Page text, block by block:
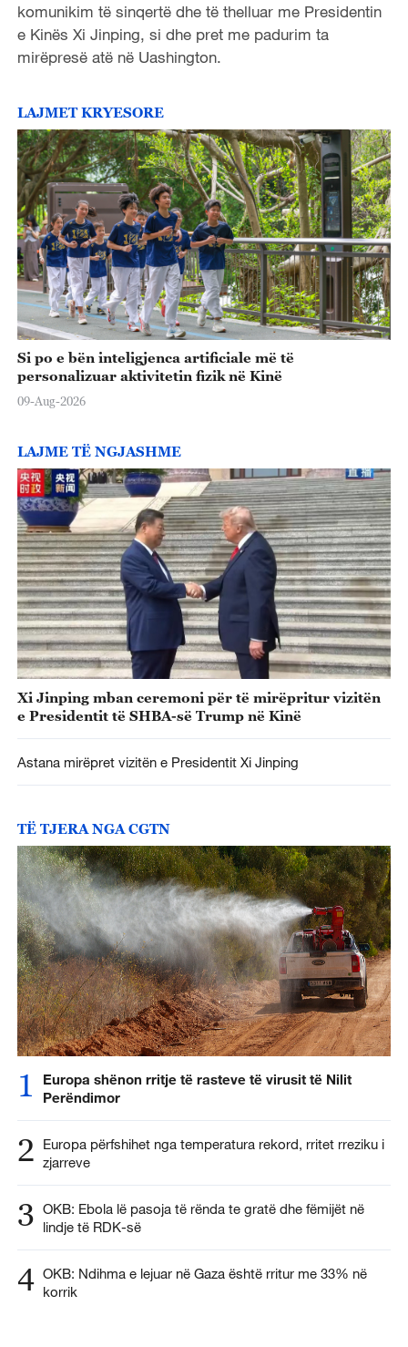
komunikim të sinqertë dhe të thelluar me Presidentin
e Kinës Xi Jinping, si dhe pret me padurim ta
mirëpresë atë në Uashington.
LAJMET KRYESORE
Si po e bën inteligjenca artificiale më të
personalizuar aktivitetin fizik në Kinë
09-Aug-2026
LAJME TË NGJASHME
Xi Jinping mban ceremoni për të mirëpritur vizitën
e Presidentit të SHBA-së Trump në Kinë
Astana mirëpret vizitën e Presidentit Xi Jinping
TË TJERA NGA CGTN
1
Europa shënon rritje të rasteve të virusit të Nilit
Perëndimor
2
Europa përfshihet nga temperatura rekord, rritet rreziku i
zjarreve
3 OKB: Ebola lë pasoja të rënda te gratë dhe fëmijët në
lindje të RDK-së
4 OKB: Ndihma e lejuar në Gaza është rritur me 33% në
korrik